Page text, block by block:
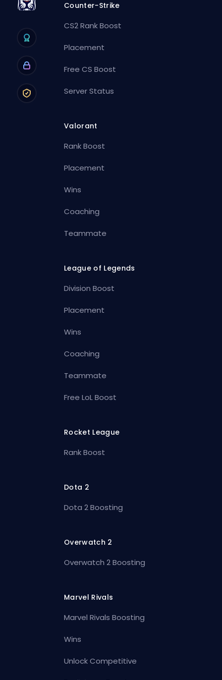
Counter-Strike
CS2 Rank Boost
Placement
Free CS Boost
Server Status
Valorant
Rank Boost
Placement
Wins
Coaching
Teammate
League of Legends
Division Boost
Placement
Wins
Coaching
Teammate
Free LoL Boost
Rocket League
Rank Boost
Dota 2
Dota 2 Boosting
Overwatch 2
Overwatch 2 Boosting
Marvel Rivals
Marvel Rivals Boosting
Wins
Unlock Competitive